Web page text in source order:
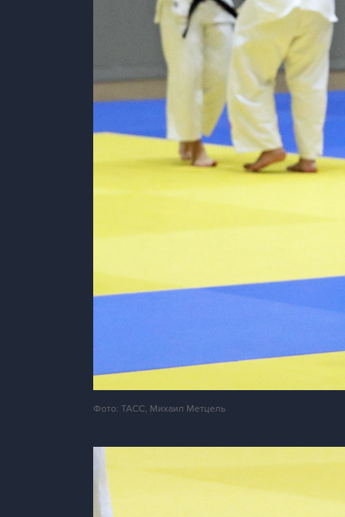
Фото: ТАСС, Михаил Метцель